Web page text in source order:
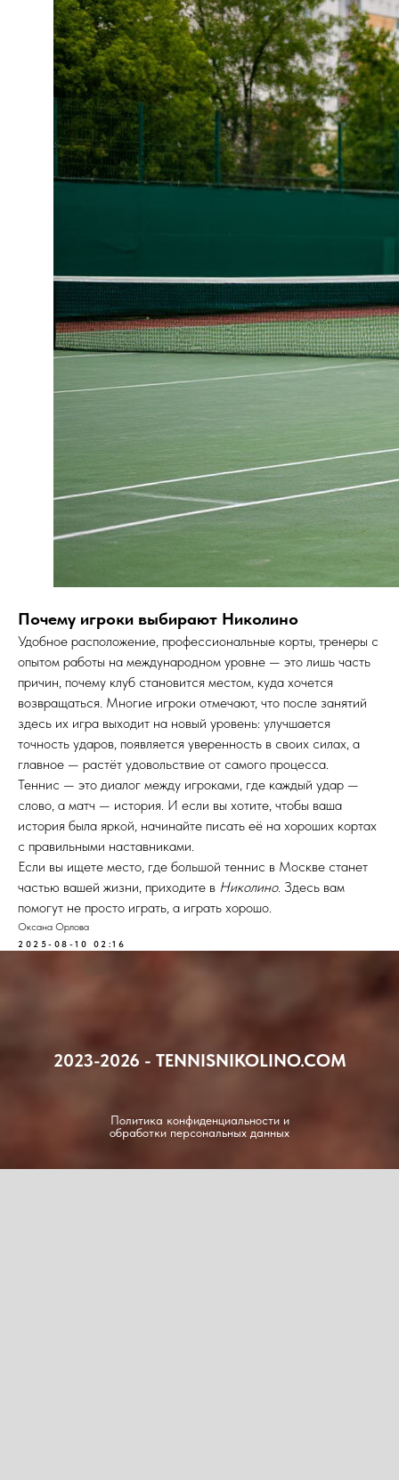
Почему игроки выбирают Николино
Удобное расположение, профессиональные корты, тренеры с
опытом работы на международном уровне — это лишь часть
причин, почему клуб становится местом, куда хочется
возвращаться. Многие игроки отмечают, что после занятий
здесь их игра выходит на новый уровень: улучшается
точность ударов, появляется уверенность в своих силах, а
главное — растёт удовольствие от самого процесса.
Теннис — это диалог между игроками, где каждый удар —
слово, а матч — история. И если вы хотите, чтобы ваша
история была яркой, начинайте писать её на хороших кортах
с правильными наставниками.
Если вы ищете место, где большой теннис в Москве станет
частью вашей жизни, приходите в Николино. Здесь вам
помогут не просто играть, а играть хорошо.
Оксана Орлова
2025-08-10 02:16
2023-2026 - TENNISNIKOLINO.COM
Политика конфиденциальности и
обработки персональных данных